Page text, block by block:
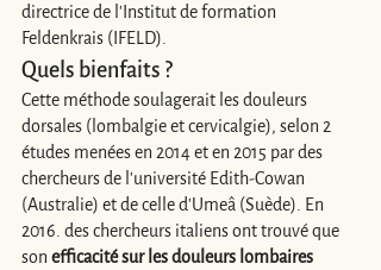
directrice de l'Institut de formation
Feldenkrais (IFELD).
Quels bienfaits ?
Cette méthode soulagerait les douleurs
dorsales (lombalgie et cervicalgie), selon 2
études menées en 2014 et en 2015 par des
chercheurs de l'université Edith-Cowan
(Australie) et de celle d'Umeâ (Suède). En
2016. des chercheurs italiens ont trouvé que
son efficacité sur les douleurs lombaires